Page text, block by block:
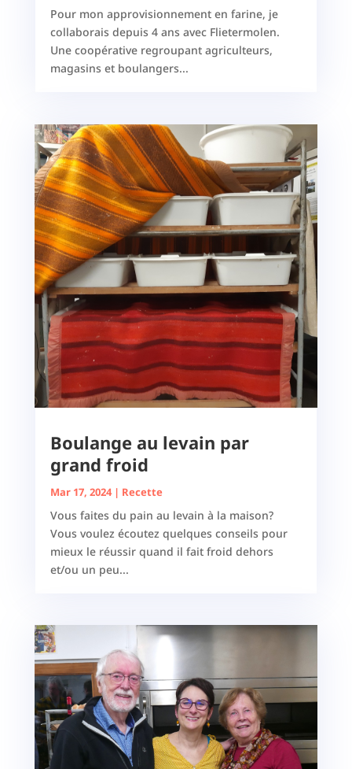
Pour mon approvisionnement en farine, je
collaborais depuis 4 ans avec Flietermolen.
Une coopérative regroupant agriculteurs,
magasins et boulangers...
Boulange au levain par
grand froid
Mar 17, 2024| Recette
Vous faites du pain au levain à la maison?
Vous voulez écoutez quelques conseils pour
mieux le réussir quand il fait froid dehors
et/ou un peu...